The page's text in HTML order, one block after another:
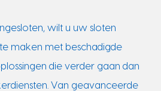
wilt u uw sloten
maken met beschadigde
die verder gaan dan
Van geavanceerde